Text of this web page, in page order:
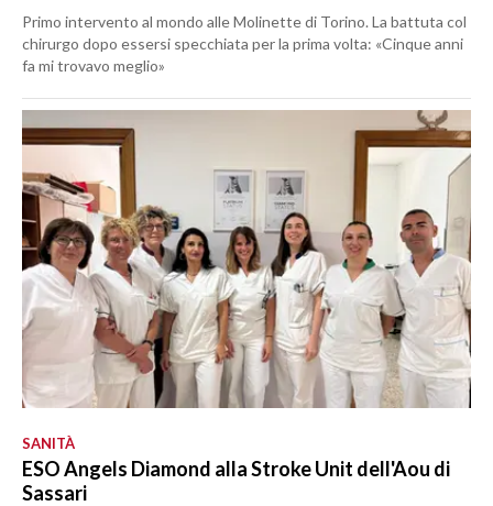
Primo intervento al mondo alle Molinette di Torino. La battuta col
chirurgo dopo essersi specchiata per la prima volta: «Cinque anni
fa mi trovavo meglio»
SANITÀ
ESO Angels Diamond alla Stroke Unit dell'Aou di
Sassari